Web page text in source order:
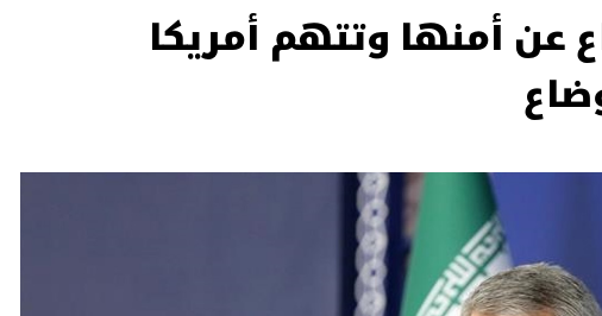
عن أمنها وتتهم أمريكا